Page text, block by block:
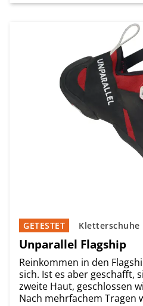
Kletterschuhe
GETESTET
Unparallel Flagship
Reinkommen in den
sich. Ist es aber geschafft,
zweite Haut, geschlossen
Nach mehrfachem Tragen